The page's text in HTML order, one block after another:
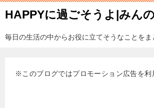
HAPPYに過ごそうよ|みん
毎日の生活の中からお役に立てそうなことを
※このブログではプロモーション広告を利